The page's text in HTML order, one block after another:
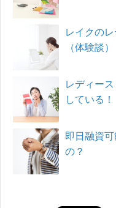
レイクの
（体験談）
レディー
している！
即日融資
の？